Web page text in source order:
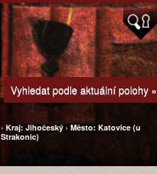
Vyhledat podle aktuální polohy »
› Kraj: Jihočeský› Město: Katovice (u
Strakonic)